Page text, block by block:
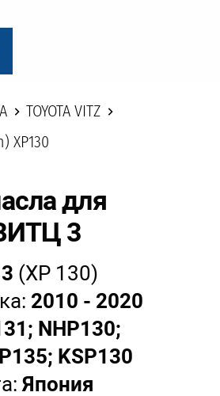
TOYOTA VITZ
XP130
для
3
3 (ХР 130)
2010 - 2020
NHP130;
KSP130
Япония